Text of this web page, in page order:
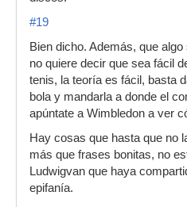
#19
Bien dicho. Además, que
no quiere decir que sea fácil
tenis, la teoría es fácil, basta
bola y mandarla a donde el
apúntate a Wimbledon a ver
Hay cosas que hasta que no
más que frases bonitas, no
Ludwigvan que haya
epifanía.